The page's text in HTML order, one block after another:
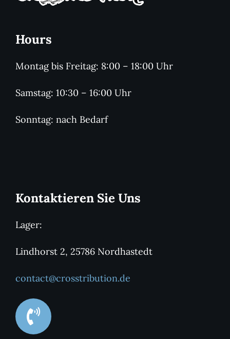
Hours
Montag bis Freitag: 8:00 – 18:00 Uhr
Samstag: 10:30 – 16:00 Uhr
Sonntag: nach Bedarf
Kontaktieren Sie Uns
Lager:
Lindhorst 2, 25786 Nordhastedt
contact@crosstribution.de